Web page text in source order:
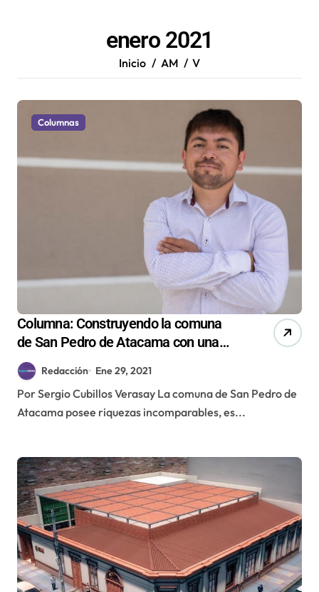
enero 2021
Inicio AM V
Columnas
Columna: Construyendo la comuna
de San Pedro de Atacama con una
visión integradora del territorio
Redacción Ene 29, 2021
Por Sergio Cubillos Verasay La comuna de San Pedro de
Atacama posee riquezas incomparables, es...